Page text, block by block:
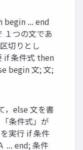
begin ... end
１つの文であ
切りとし
if 条件式 then
begin 文; 文;
，else 文を書
条件式」が
実行 if 条件
... end; 条件